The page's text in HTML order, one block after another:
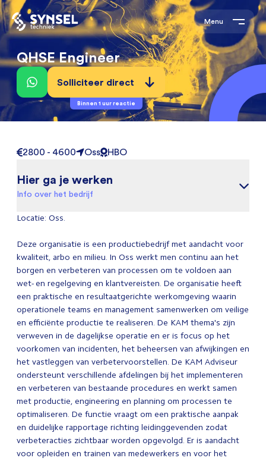
Menu
QHSE Engineer
Solliciteer direct
Binnen 1 uur reactie
2800 - 4600 Oss HBO
Hier ga je werken
Info over het bedrijf
Locatie: Oss.
Deze organisatie is een productiebedrijf met aandacht voor
kwaliteit, arbo en milieu. In Oss werkt men continu aan het
borgen en verbeteren van processen om te voldoen aan
wet- en regelgeving en klantvereisten. De organisatie heeft
een praktische en resultaatgerichte werkomgeving waarin
operationele teams en management samenwerken om veilige
en efficiënte productie te realiseren. De KAM thema's zijn
verweven in de dagelijkse operatie en er is focus op het
voorkomen van incidenten, het beheersen van afwijkingen en
het vastleggen van verbetervoorstellen. De KAM Adviseur
ondersteunt verschillende afdelingen bij het implementeren
en verbeteren van bestaande procedures en werkt samen
met productie, engineering en planning om processen te
optimaliseren. De functie vraagt om een praktische aanpak
en duidelijke rapportage richting leidinggevenden zodat
verbeteracties zichtbaar worden opgevolgd. Er is aandacht
voor opleiden en trainen van medewerkers en voor het